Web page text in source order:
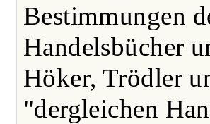
Bestimmungen
Handelsbücher
Höker, Trödler
"dergleichen